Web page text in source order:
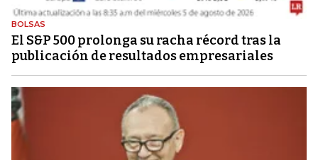
BOLSAS
El S&P 500 prolonga su racha récord tras la
publicación de resultados empresariales